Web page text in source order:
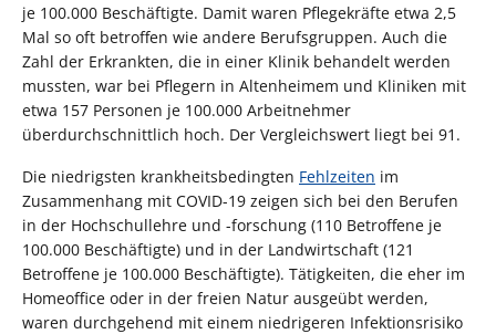
je 100.000 Beschäftigte. Damit waren Pflegekräfte etwa 2,5
Mal so oft betroffen wie andere Berufsgruppen. Auch die
Zahl der Erkrankten, die in einer Klinik behandelt werden
mussten, war bei Pflegern in Altenheimem und Kliniken mit
etwa 157 Personen je 100.000 Arbeitnehmer
überdurchschnittlich hoch. Der Vergleichswert liegt bei 91.
Die niedrigsten krankheitsbedingten Fehlzeiten im
Zusammenhang mit COVID-19 zeigen sich bei den Berufen
in der Hochschullehre und -forschung (110 Betroffene je
100.000 Beschäftigte) und in der Landwirtschaft (121
Betroffene je 100.000 Beschäftigte). Tätigkeiten, die eher im
Homeoffice oder in der freien Natur ausgeübt werden,
waren durchgehend mit einem niedrigeren Infektionsrisiko